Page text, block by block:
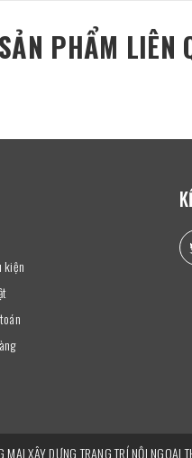
SẢN PHẨM LIÊN
kiện
XÂY DỰNG TRANG TRÍ NỘI NGOẠI